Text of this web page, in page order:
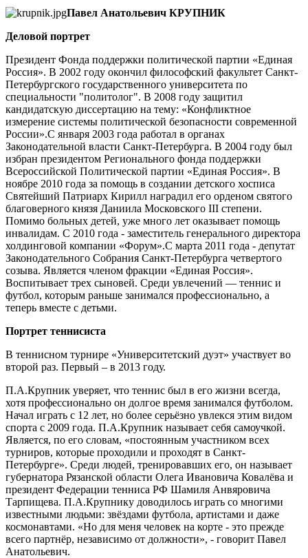
Павел Анатольевич КРУПНИК
Деловой портрет
Президент Фонда поддержки политической партии «Единая
Россия». В 2002 году окончил философский факультет Санкт-
Петербургского государственного университета по
специальности "политолог". В 2008 году защитил
кандидатскую диссертацию на тему: «Конфликтное
измерение системы политической безопасности современной
России».С января 2003 года работал в органах
Законодательной власти Санкт-Петербурга. В 2004 году был
избран президентом Регионального фонда поддержки
Всероссийской Политической партии «Единая Россия». В
ноябре 2010 года за помощь в создании детского хосписа
Святейший Патриарх Кирилл наградил его орденом святого
благоверного князя Даниила Московского III степени.
Помимо больных детей, уже много лет оказывает помощь
инвалидам. С 2010 года - заместитель генерального директора
холдинговой компании «Форум».С марта 2011 года - депутат
Законодательного Собрания Санкт-Петербурга четвертого
созыва. Является членом фракции «Единая Россия».
Воспитывает трех сыновей. Среди увлечений — теннис и
футбол, которым раньше занимался профессионально, а
теперь вместе с детьми.
Портрет теннисиста
В теннисном турнире «Университетский дуэт» участвует во
второй раз. Первый – в 2013 году.
П.А.Крупник уверяет, что теннис был в его жизни всегда,
хотя профессионально он долгое время занимался футболом.
Начал играть с 12 лет, но более серьёзно увлекся этим видом
спорта с 2009 года. П.А.Крупник называет себя самоучкой.
Является, по его словам, «постоянным участником всех
турниров, которые проходили и проходят в Санкт-
Петербурге». Среди людей, тренировавших его, он называет
губернатора Рязанской области Олега Ивановича Ковалёва и
президент Федерации тенниса РФ Шамиля Анвяровича
Тарпищева. П.А.Крупнику доводилось играть со многими
известными людьми: звёздами футбола, артистами и даже
космонавтами. «Но для меня человек на корте - это прежде
всего партнёр, независимо от должности», - говорит Павел
Анатольевич.